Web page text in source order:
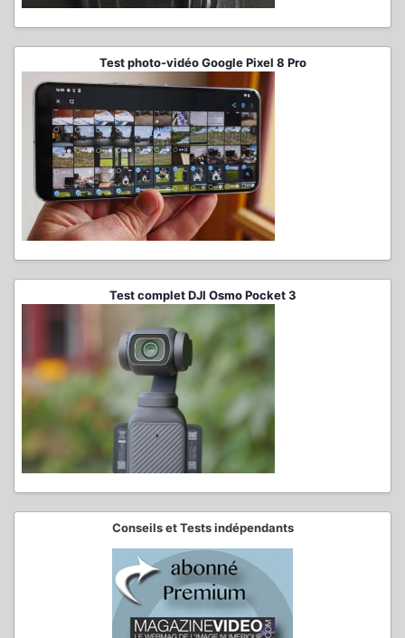
Test photo-vidéo Google Pixel 8 Pro
Test complet DJI Osmo Pocket 3
Conseils et Tests indépendants